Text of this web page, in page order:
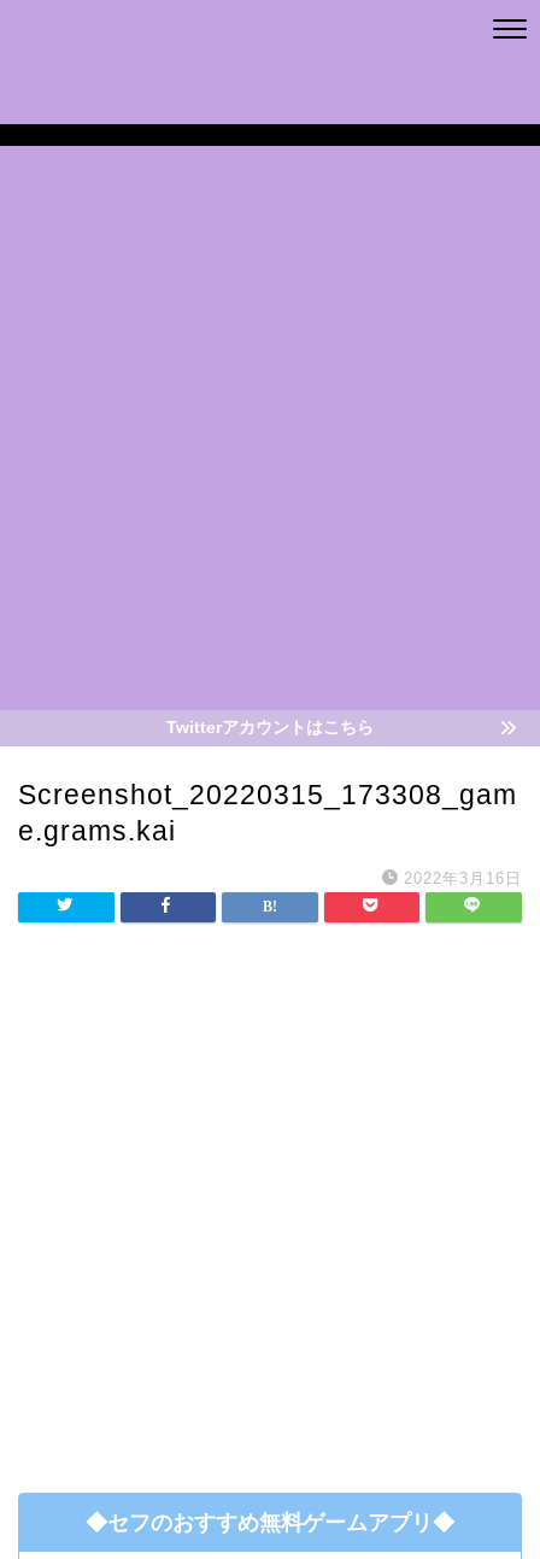
Twitterアカウントはこちら
Screenshot_20220315_173308_gam
e.grams.kai
2022年3月16日
◆セフのおすすめ無料ゲームアプリ◆